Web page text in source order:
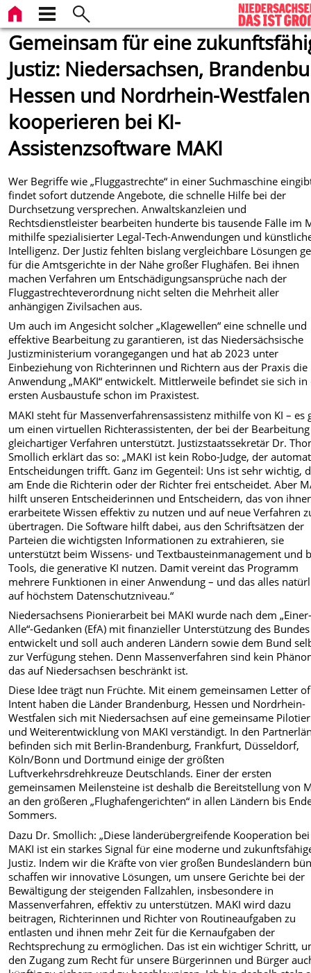
Gemeinsam für eine
Justiz: Niedersachsen,
Hessen und Nordrhein-Westfalen
kooperieren bei KI-
Assistenzsoftware MAKI
Wer Begriffe wie „Fluggastrechte“ in einer Suchmaschine
findet sofort dutzende Angebote, die schnelle Hilfe bei der
Durchsetzung versprechen. Anwaltskanzleien und
Rechtsdienstleister bearbeiten hunderte bis tausende Fälle im
mithilfe spezialisierter Legal-Tech-Anwendungen und
Intelligenz. Der Justiz fehlten bislang vergleichbare Lösungen
für die Amtsgerichte in der Nähe großer Flughäfen. Bei ihnen
machen Verfahren um Entschädigungsansprüche nach der
Fluggastrechteverordnung nicht selten die Mehrheit aller
anhängigen Zivilsachen aus.
Um auch im Angesicht solcher „Klagewellen“ eine schnelle und
effektive Bearbeitung zu garantieren, ist das Niedersächsische
Justizministerium vorangegangen und hat ab 2023 unter
Einbeziehung von Richterinnen und Richtern aus der Praxis die
Anwendung „MAKI“ entwickelt. Mittlerweile befindet sie sich in
ersten Ausbaustufe schon im Praxistest.
MAKI steht für Massenverfahrensassistenz mithilfe von KI – es
um einen virtuellen Richterassistenten, der bei der Bearbeitung
gleichartiger Verfahren unterstützt. Justizstaatssekretär Dr.
Smollich erklärt das so: „MAKI ist kein Robo-Judge, der
Entscheidungen trifft. Ganz im Gegenteil: Uns ist sehr wichtig,
am Ende die Richterin oder der Richter frei entscheidet. Aber
hilft unseren Entscheiderinnen und Entscheidern, das von
erarbeitete Wissen effektiv zu nutzen und auf neue Verfahren
übertragen. Die Software hilft dabei, aus den Schriftsätzen der
Parteien die wichtigsten Informationen zu extrahieren, sie
unterstützt beim Wissens- und Textbausteinmanagement und
Tools, die generative KI nutzen. Damit vereint das Programm
mehrere Funktionen in einer Anwendung – und das alles
auf höchstem Datenschutzniveau.“
Niedersachsens Pionierarbeit bei MAKI wurde nach dem
Alle“-Gedanken (EfA) mit finanzieller Unterstützung des Bundes
entwickelt und soll auch anderen Ländern sowie dem Bund
zur Verfügung stehen. Denn Massenverfahren sind kein
das auf Niedersachsen beschränkt ist.
Diese Idee trägt nun Früchte. Mit einem gemeinsamen Letter of
Intent haben die Länder Brandenburg, Hessen und Nordrhein-
Westfalen sich mit Niedersachsen auf eine gemeinsame
und Weiterentwicklung von MAKI verständigt. In den
befinden sich mit Berlin-Brandenburg, Frankfurt, Düsseldorf,
Köln/Bonn und Dortmund einige der größten
Luftverkehrsdrehkreuze Deutschlands. Einer der ersten
gemeinsamen Meilensteine ist deshalb die Bereitstellung von
an den größeren „Flughafengerichten“ in allen Ländern bis
Sommers.
Dazu Dr. Smollich: „Diese länderübergreifende Kooperation bei
MAKI ist ein starkes Signal für eine moderne und
Justiz. Indem wir die Kräfte von vier großen Bundesländern
schaffen wir innovative Lösungen, um unsere Gerichte bei der
Bewältigung der steigenden Fallzahlen, insbesondere in
Massenverfahren, effektiv zu unterstützen. MAKI wird dazu
beitragen, Richterinnen und Richter von Routineaufgaben zu
entlasten und ihnen mehr Zeit für die Kernaufgaben der
Rechtsprechung zu ermöglichen. Das ist ein wichtiger Schritt,
den Zugang zum Recht für unsere Bürgerinnen und Bürger